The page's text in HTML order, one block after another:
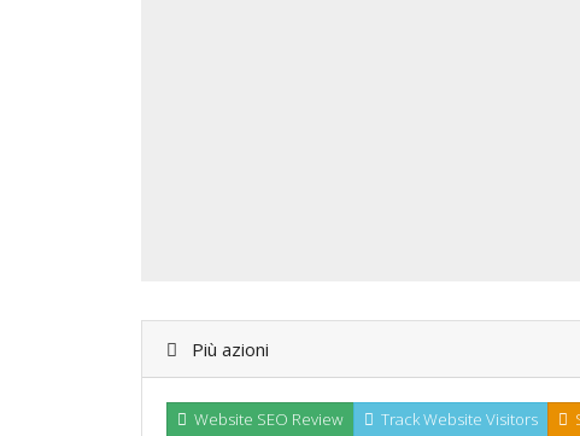
Più azioni
Website SEO Review Track Website Visitors